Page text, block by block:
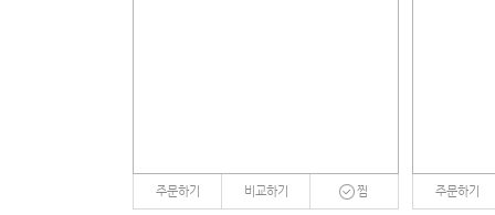
주문하기 비교하기 찜 주문하기